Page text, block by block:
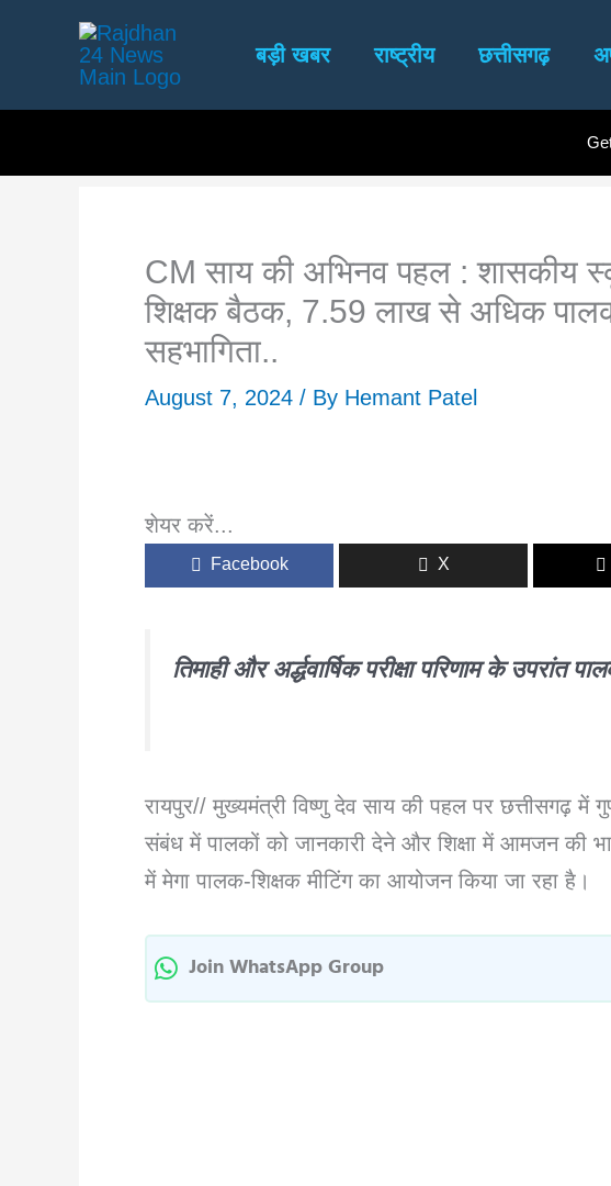
बड़ी खबर राष्ट्रीय छत्तीसगढ़
CM साय की अभिनव पहल : शासकीय
शिक्षक बैठक, 7.59 लाख से अधिक
सहभागिता..
August 7, 2024 / By Hemant Patel
शेयर करें...
Facebook X
तिमाही और अर्द्धवार्षिक परीक्षा परिणाम के
रायपुर// मुख्यमंत्री विष्णु देव साय की पहल पर छत्तीसगढ़ में
संबंध में पालकों को जानकारी देने और शिक्षा में आमजन की
में मेगा पालक-शिक्षक मीटिंग का आयोजन किया जा रहा है।
Join WhatsApp Group